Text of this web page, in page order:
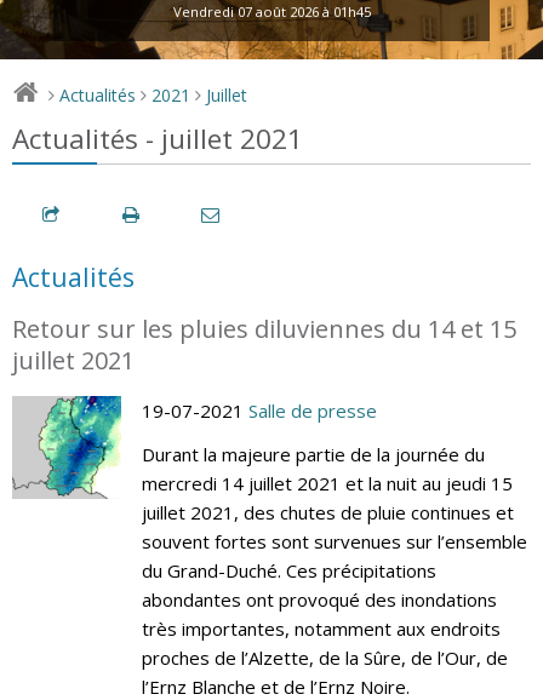
Vendredi 07 août 2026 à 01h45
> Actualités > 2021 > Juillet
Actualités - juillet 2021
Actualités
Retour sur les pluies diluviennes du 14 et 15
juillet 2021
19-07-2021 Salle de presse
Durant la majeure partie de la journée du
mercredi 14 juillet 2021 et la nuit au jeudi 15
juillet 2021, des chutes de pluie continues et
souvent fortes sont survenues sur l’ensemble
du Grand-Duché. Ces précipitations
abondantes ont provoqué des inondations
très importantes, notamment aux endroits
proches de l’Alzette, de la Sûre, de l’Our, de
l’Ernz Blanche et de l’Ernz Noire.